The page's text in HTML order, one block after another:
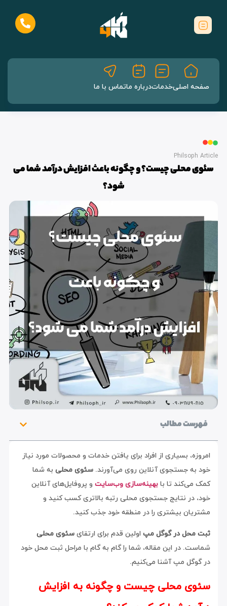
صفحه اصلیخدماتدرباره ماتماس با ما
Philsoph Article
سئوی محلی چیست؟ و چگونه باعث افزایش درآمد شما می
شود؟
فهرست مطالب
امروزه، بسیاری از افراد برای یافتن خدمات و محصولات مورد نیاز
خود به جستجوی آنلاین روی می‌آورند. سئوی محلی به شما
کمک می‌کند تا بابهینه‌سازی وب‌سایت و پروفایل‌های آنلاین
خود، در نتایج جستجوی محلی رتبه بالاتری کسب کنید و
مشتریان بیشتری را در منطقه خود جذب کنید.
ثبت محل در گوگل مپ اولین قدم برای ارتقایسئوی محلی
شماست. در این مقاله، شما را گام به گام با مراحل ثبت محل خود
در گوگل مپ آشنا می‌کنیم.
سئوی محلی چیست و چگونه به افزایش